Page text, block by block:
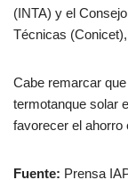
(INTA) y el
Técnicas
Cabe remarcar
termotanque solar
favorecer el ahorro
Fuente: Prensa